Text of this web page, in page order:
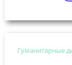
Гуманитарные